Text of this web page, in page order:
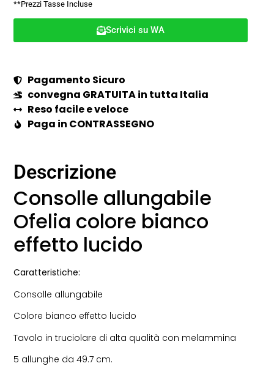
**Prezzi Tasse Incluse
Scrivici su WA
Pagamento Sicuro
convegna GRATUITA in tutta Italia
Reso facile e veloce
Paga in CONTRASSEGNO
Descrizione
Consolle allungabile
Ofelia colore bianco
effetto lucido
Caratteristiche:
Consolle allungabile
Colore bianco effetto lucido
Tavolo in truciolare di alta qualità con melammina
5 allunghe da 49.7 cm.